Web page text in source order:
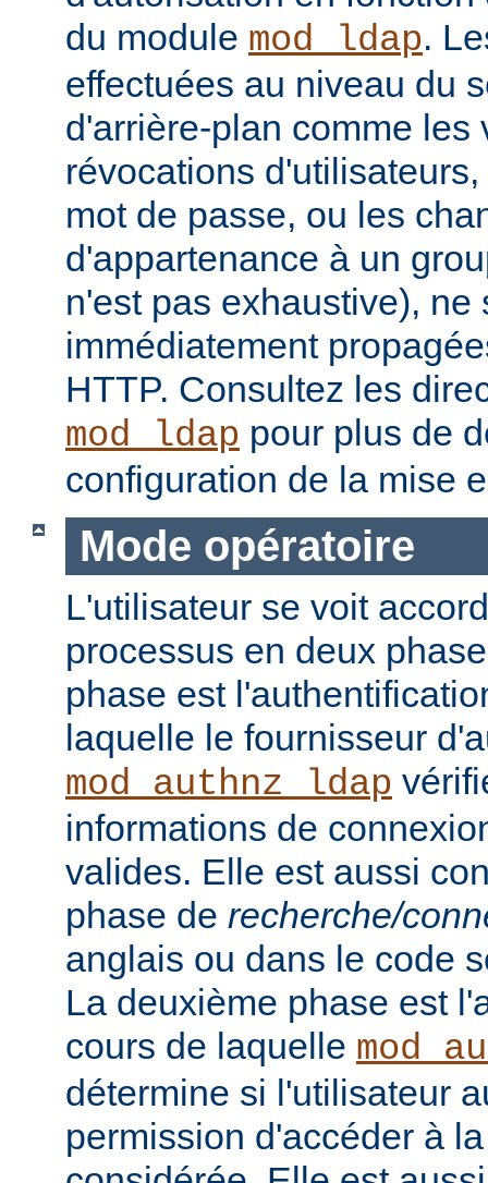
du module mod_ldap.
effectuées au niveau du
d'arrière-plan comme les
révocations
mot de passe, ou les
d'appartenance à un
n'est pas exhaustive), ne
immédiatement
HTTP. Consultez les
mod_ldap pour plus de
configuration de la mise
Mode opératoire
L'utilisateur se voit
processus en deux
phase est
laquelle le fournisseur
mod_authnz_ldap
informations de
valides. Elle est aussi
phase de recherche/
anglais ou dans le code
La deuxième phase est
cours de laquelle
détermine si l'utilisateur
permission d'accéder à